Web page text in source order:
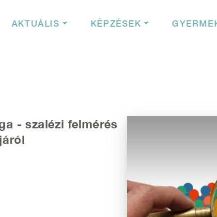
AKTUÁLIS KÉPZÉSEK
- szalézi felmérés